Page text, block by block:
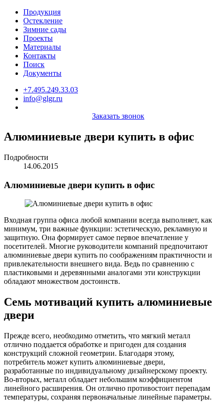
Продукция
Остекление
Зимние сады
Проекты
Материалы
Контакты
Поиск
Документы
+7.495.249.33.03
info@glgr.ru
Заказать звонок
Алюминиевые двери купить в офис
Подробности
14.06.2015
Алюминиевые двери купить в офис
Входная группа офиса любой компании всегда выполняет, как
минимум, три важные функции: эстетическую, рекламную и
защитную. Она формирует самое первое впечатление у
посетителей. Многие руководители компаний предпочитают
алюминиевые двери купить по соображениям практичности и
привлекательности внешнего вида. Ведь по сравнению с
пластиковыми и деревянными аналогами эти конструкции
обладают множеством достоинств.
Семь мотиваций купить алюминиевые
двери
Прежде всего, необходимо отметить, что мягкий металл
отлично поддается обработке и пригоден для создания
конструкций сложной геометрии. Благодаря этому,
потребитель может купить алюминиевые двери,
разработанные по индивидуальному дизайнерскому проекту.
Во-вторых, металл обладает небольшим коэффициентом
линейного расширения. Он отлично противостоит перепадам
температуры, сохраняя первоначальные линейные параметры.